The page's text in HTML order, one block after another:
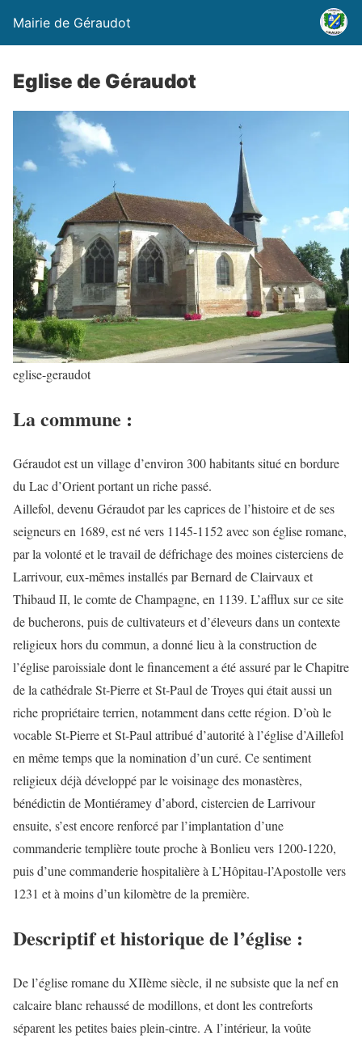
Mairie de Géraudot
Eglise de Géraudot
eglise-geraudot
La commune :
Géraudot est un village d’environ 300 habitants situé en bordure
du Lac d’Orient portant un riche passé.
Aillefol, devenu Géraudot par les caprices de l’histoire et de ses
seigneurs en 1689, est né vers 1145-1152 avec son église romane,
par la volonté et le travail de défrichage des moines cisterciens de
Larrivour, eux-mêmes installés par Bernard de Clairvaux et
Thibaud II, le comte de Champagne, en 1139. L’afflux sur ce site
de bucherons, puis de cultivateurs et d’éleveurs dans un contexte
religieux hors du commun, a donné lieu à la construction de
l’église paroissiale dont le financement a été assuré par le Chapitre
de la cathédrale St-Pierre et St-Paul de Troyes qui était aussi un
riche propriétaire terrien, notamment dans cette région. D’où le
vocable St-Pierre et St-Paul attribué d’autorité à l’église d’Aillefol
en même temps que la nomination d’un curé. Ce sentiment
religieux déjà développé par le voisinage des monastères,
bénédictin de Montiéramey d’abord, cistercien de Larrivour
ensuite, s’est encore renforcé par l’implantation d’une
commanderie templière toute proche à Bonlieu vers 1200-1220,
puis d’une commanderie hospitalière à L’Hôpitau-l’Apostolle vers
1231 et à moins d’un kilomètre de la première.
Descriptif et historique de l’église :
De l’église romane du XIIème siècle, il ne subsiste que la nef en
calcaire blanc rehaussé de modillons, et dont les contreforts
séparent les petites baies plein-cintre. A l’intérieur, la voûte